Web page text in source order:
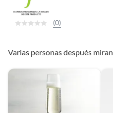
(0)
Varias personas después miran